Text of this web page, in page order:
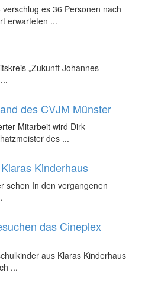
es 36 Personen nach
erwarteten ...
„Zukunft Johannes-
des CVJM Münster
Mitarbeit wird Dirk
des ...
Kinderhaus
sehen In den vergangenen
das Cineplex
aus Klaras Kinderhaus
...